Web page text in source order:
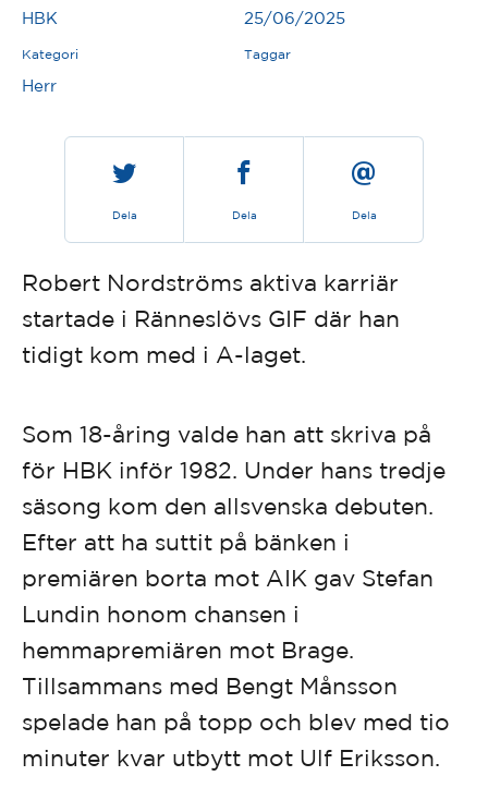
HBK 25/06/2025
Kategori
Herr
Taggar
Dela Dela Dela
Robert Nordströms aktiva karriär
startade i Ränneslövs GIF där han
tidigt kom med i A-laget.
Som 18-åring valde han att skriva på
för HBK inför 1982. Under hans tredje
säsong kom den allsvenska debuten.
Efter att ha suttit på bänken i
premiären borta mot AIK gav Stefan
Lundin honom chansen i
hemmapremiären mot Brage.
Tillsammans med Bengt Månsson
spelade han på topp och blev med tio
minuter kvar utbytt mot Ulf Eriksson.